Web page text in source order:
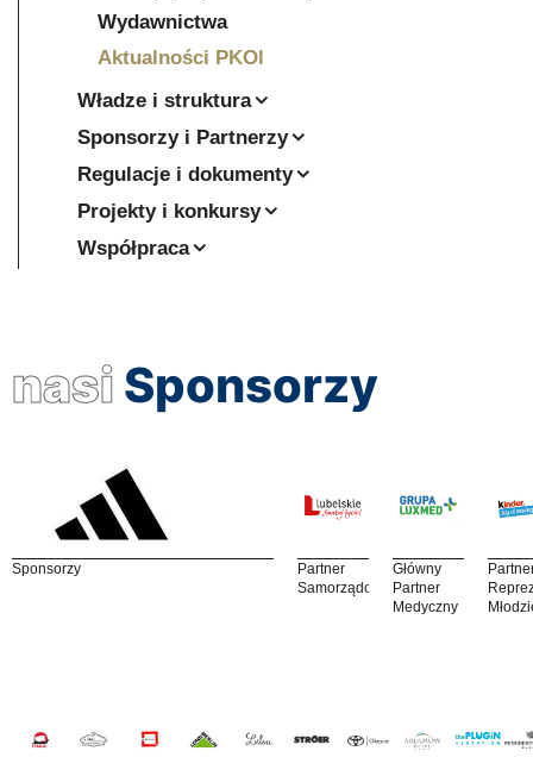
Wydawnictwa
Aktualności PKOl
Władze i struktura
Sponsorzy i Partnerzy
Regulacje i dokumenty
Projekty i konkursy
Współpraca
nasi Sponsorzy
Sponsorzy
Partner
Samorządowy
Główny
Partner
Medyczny